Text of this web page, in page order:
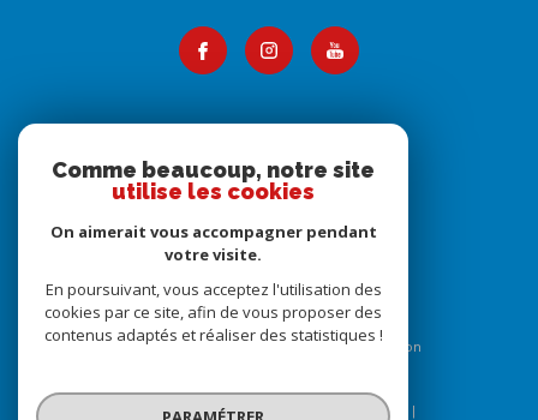
Adhérents
© 2026 | Tous droits réservés | Traduction
Nos honoraires
Plan du site
Mentions légales
Nos liens
Comme beaucoup, notre site
utilise les cookies
On aimerait vous accompagner pendant
votre visite.
En poursuivant, vous acceptez l'utilisation des
cookies par ce site, afin de vous proposer des
contenus adaptés et réaliser des statistiques !